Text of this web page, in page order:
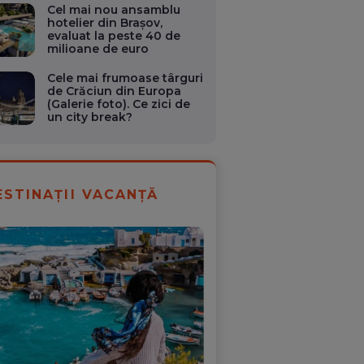
Cel mai nou ansamblu
hotelier din Brașov,
evaluat la peste 40 de
milioane de euro
Cele mai frumoase târguri
de Crăciun din Europa
(Galerie foto). Ce zici de
un city break?
VACANȚĂ